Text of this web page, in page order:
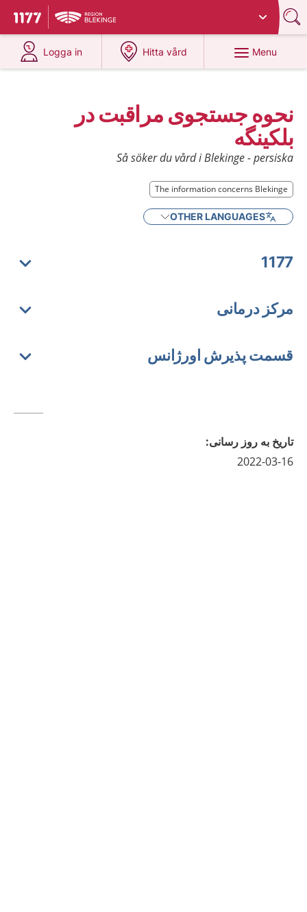
To start page for 1177
Du har valt region
Logga in
at 1177.se
Hitta vård
at 1177.se
Menu
نحوه جستجوی مراقبت در
بلکینگه
Så söker du vård i Blekinge - persiska
The information concerns Blekinge
OTHER LANGUAGES
1177
مرکز درمانی
قسمت پذیرش اورژانس
تاريخ به روز رسانى:
2022-03-16